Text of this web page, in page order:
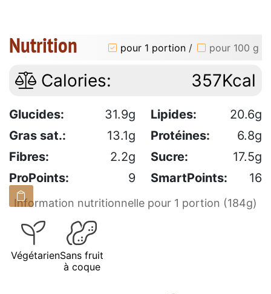
Nutrition pour 1 portion / pour 100 g
Calories: 357Kcal
Glucides: 31.9g Lipides:
20.6g
Gras sat.:
13.1g Protéines:
6.8g
Fibres:
2.2g Sucre:
17.5g
ProPoints:
9 SmartPoints: 16
Information nutritionnelle pour 1 portion (184g)
VégétarienSans fruit
à coque